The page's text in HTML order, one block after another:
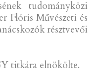
tudományközi
Flóris Művészeti és
résztvevői
titkára elnökölte.